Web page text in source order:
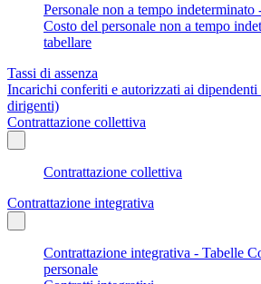
Personale non a tempo
Costo del personale non a tempo
tabellare
Tassi di assenza
Incarichi conferiti e autorizzati ai
dirigenti)
Contrattazione collettiva
Contrattazione collettiva
Contrattazione integrativa
Contrattazione integrativa - Tabelle
personale